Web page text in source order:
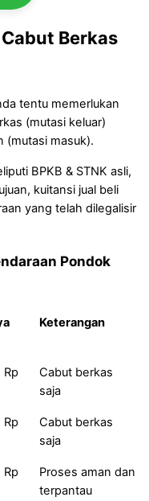
Berkas
tentu memerlukan
(mutasi keluar)
(mutasi masuk).
BPKB & STNK asli,
kuitansi jual beli
yang telah dilegalisir
Pondok
Keterangan
Cabut berkas
saja
Cabut berkas
saja
Proses aman dan
terpantau